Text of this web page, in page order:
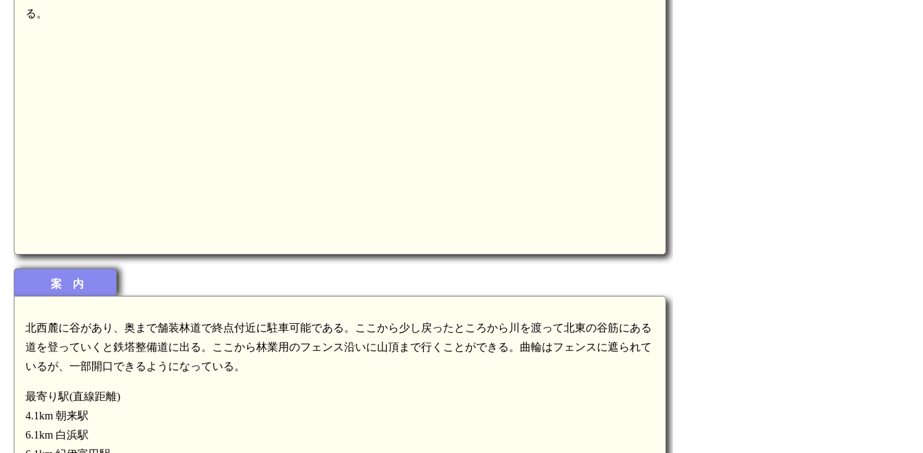
る。
案 内
北西麓に谷があり、奥まで舗装林道で終点付近に駐車可能である。ここから少し戻ったところから川を渡って北東の谷筋にある
道を登っていくと鉄塔整備道に出る。ここから林業用のフェンス沿いに山頂まで行くことができる。曲輪はフェンスに遮られて
いるが、一部開口できるようになっている。
最寄り駅(直線距離)
4.1km 朝来駅
6.1km 白浜駅
紀伊 宮代城(7.3km)